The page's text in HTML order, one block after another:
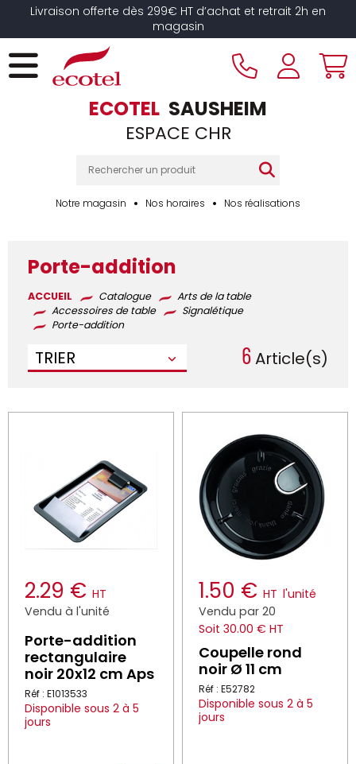
Livraison offerte dès 299€ HT d’achat et retrait 2h en
magasin
ECOTEL SAUSHEIM
ESPACE CHR
Notre magasin Nos horaires Nos réalisations
Porte-addition
ACCUEIL Catalogue
Arts de la table
Accessoires de table
Signalétique
Porte-addition
TRIER 6Article(s)
2.29 € HT
Vendu à l'unité
Porte-addition
rectangulaire
noir 20x12 cm Aps
Réf : E1013533
Disponible sous 2 à 5
jours
1.50 € HT l'unité
Vendu par 20
Soit 30.00 € HT
Coupelle rond
noir Ø 11 cm
Réf : E52782
Disponible sous 2 à 5
jours
Panneau de gestion des cookies